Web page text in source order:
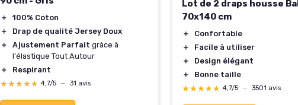
＋
100% Coton
＋
Drap de qualité Jersey Doux
＋
Ajustement Parfait grâce à
l'élastique Tout Autour
＋
Respirant
★★★★★
★★★★★ 4,7/5 — 31 avis
Lot de 2 draps housse
70x140 cm
＋
Confortable
＋
Facile à utiliser
＋
Design élégant
＋
Bonne taille
★★★★★
★★★★★ 4,7/5 — 3501 avis